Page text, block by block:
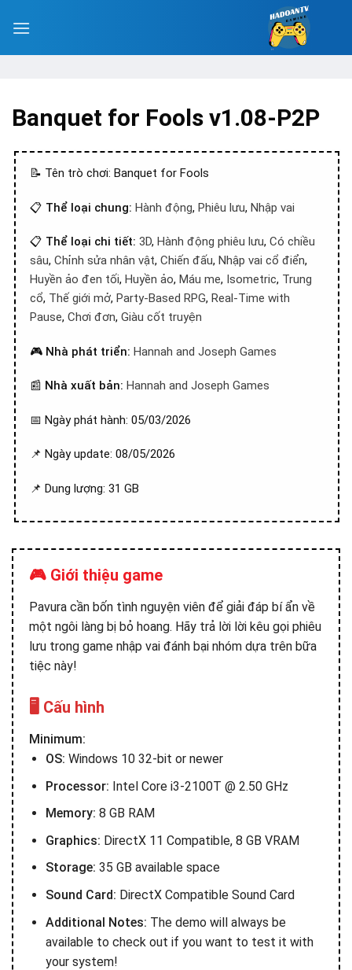
Banquet for Fools v1.08-P2P
📝 Tên trò chơi: Banquet for Fools
📋 Thể loại chung: Hành động, Phiêu lưu, Nhập vai
📋 Thể loại chi tiết: 3D, Hành động phiêu lưu, Có chiều
sâu, Chỉnh sửa nhân vật, Chiến đấu, Nhập vai cổ điển,
Huyền ảo đen tối, Huyền ảo, Máu me, Isometric, Trung
cổ, Thế giới mở, Party-Based RPG, Real-Time with
Pause, Chơi đơn, Giàu cốt truyện
🎮 Nhà phát triển: Hannah and Joseph Games
📰 Nhà xuất bản: Hannah and Joseph Games
📅 Ngày phát hành: 05/03/2026
📌 Ngày update: 08/05/2026
📌 Dung lượng: 31 GB
🎮 Giới thiệu game
Pavura cần bốn tình nguyện viên để giải đáp bí ẩn về
một ngôi làng bị bỏ hoang. Hãy trả lời lời kêu gọi phiêu
lưu trong game nhập vai đánh bại nhóm dựa trên bữa
tiệc này!
🖥️ Cấu hình
Minimum:
OS: Windows 10 32-bit or newer
Processor: Intel Core i3-2100T @ 2.50 GHz
Memory: 8 GB RAM
Graphics: DirectX 11 Compatible, 8 GB VRAM
Storage: 35 GB available space
Sound Card: DirectX Compatible Sound Card
Additional Notes: The demo will always be
available to check out if you want to test it with
your system!